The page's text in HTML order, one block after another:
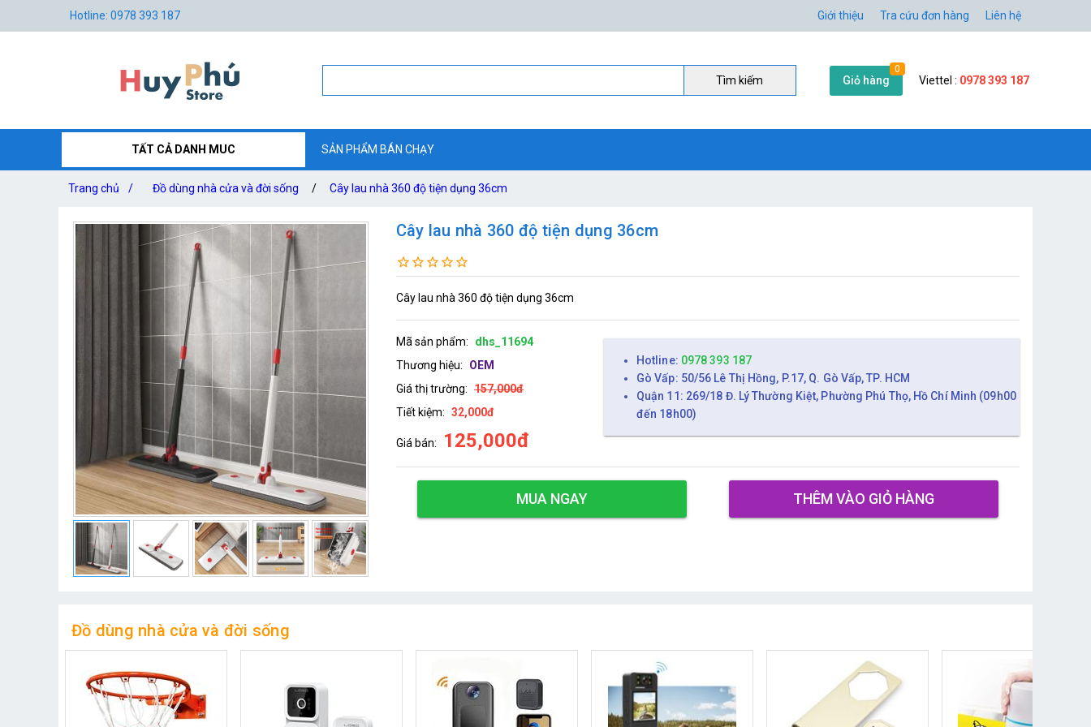
Hotline: 0978 393 187 Giới thiệu Tra cứu đơn hàng Liên hệ
Tìm kiếm Giỏ hàng
0
Viettel : 0978 393 187
TẤT CẢ DANH MUC SẢN PHẨM BÁN CHẠY
Trang chủ / Đồ dùng nhà cửa và đời sống / Cây lau nhà 360 độ tiện dụng 36cm
Cây lau nhà 360 độ tiện dụng 36cm
Cây lau nhà 360 độ tiện dụng 36cm
Mã sản phẩm:
dhs_11694
Thương hiệu:
OEM
Giá thị trường: 157,000đ
Tiết kiệm: 32,000đ
Giá bán: 125,000đ
Hotline: 0978 393 187
Gò Vấp: 50/56 Lê Thị Hồng, P.17, Q. Gò Vấp, TP. HCM
Quận 11: 269/18 Đ. Lý Thường Kiệt, Phường Phú Thọ, Hồ Chí Minh (09h00
đến 18h00)
MUA NGAY THÊM VÀO GIỎ HÀNG
Đồ dùng nhà cửa và đời sống